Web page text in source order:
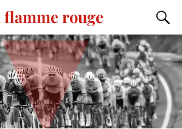
flamme rouge